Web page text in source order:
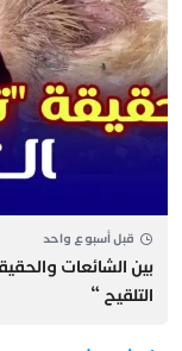
قبل أسبوع واحد
بين الشائعات
التلقيح “